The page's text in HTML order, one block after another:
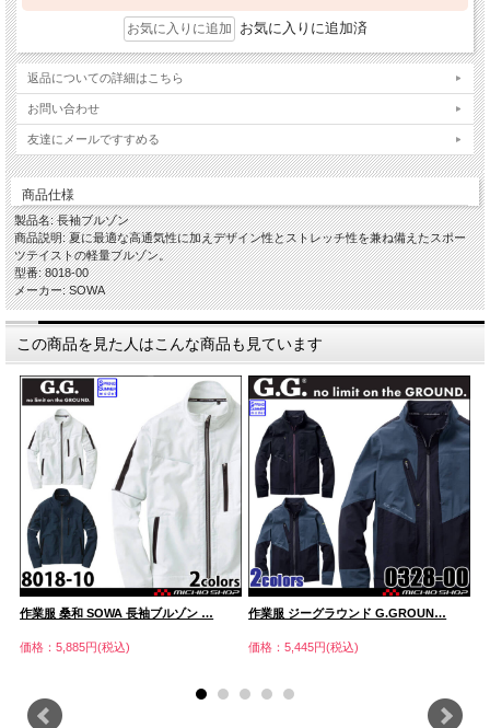
お気に入りに追加済
返品についての詳細はこちら
お問い合わせ
友達にメールですすめる
商品仕様
製品名: 長袖ブルゾン
商品説明: 夏に最適な高通気性に加えデザイン性とストレッチ性を兼ね備えたスポー
ツテイストの軽量ブルゾン。
型番: 8018-00
メーカー: SOWA
この商品を見た人はこんな商品も見ています
作業服 桑和 SOWA 長袖ブルゾン …
価格：5,885円(税込)
作業服 ジーグラウンド G.GROUN…
価格：5,445円(税込)